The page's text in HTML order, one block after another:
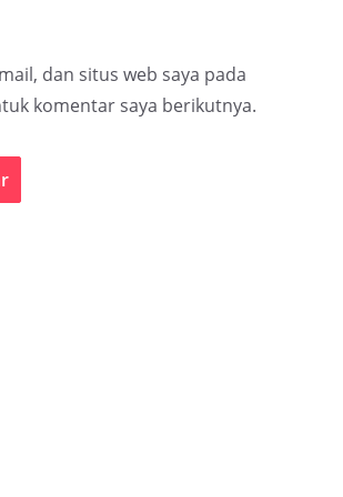
dan situs web saya pada
komentar saya berikutnya.